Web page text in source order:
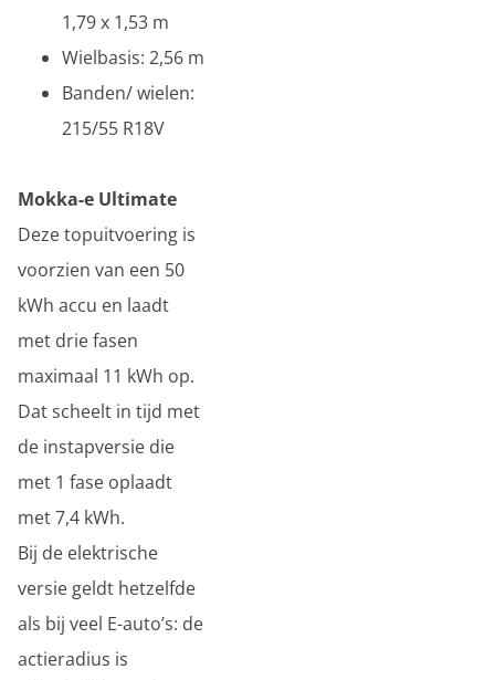
1,79 x 1,53 m
Wielbasis: 2,56 m
Banden/ wielen:
215/55 R18V
Mokka-e Ultimate
Deze topuitvoering is
voorzien van een 50
kWh accu en laadt
met drie fasen
maximaal 11 kWh op.
Dat scheelt in tijd met
de instapversie die
met 1 fase oplaadt
met 7,4 kWh.
Bij de elektrische
versie geldt hetzelfde
als bij veel E-auto’s: de
actieradius is